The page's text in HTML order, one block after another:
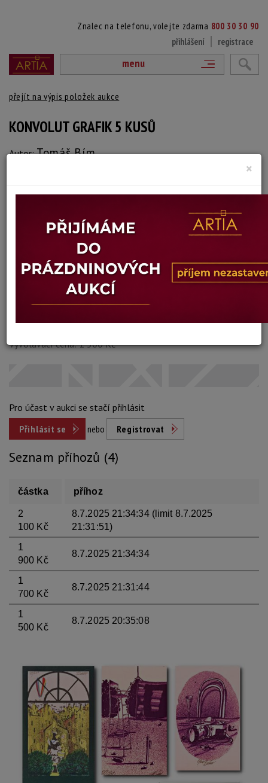
Znalec na telefonu, volejte zdarma 800 30 30 90
přihlášení
registrace
menu
přejít na výpis položek aukce
KONVOLUT GRAFIK 5 KUSŮ
Autor:Tomáš Bím
vydraženo
Šířka: 8-14 cm, výška: 10-15 cm, rámování: volné listy
Stav: dobrý
Konec dražby: 08.07.2025 21:39 SELČ
Dosažená cena:2 100 Kč
Vyvolávací cena: 1 500 Kč
Pro účast v aukci se stačí přihlásit
Přihlásit se
nebo Registrovat
Seznam příhozů (4)
částka příhoz
2
100 Kč
8.7.2025 21:34:34 (limit 8.7.2025
21:31:51)
1
900 Kč
8.7.2025 21:34:34
1
700 Kč
8.7.2025 21:31:44
1
500 Kč
8.7.2025 20:35:08
×